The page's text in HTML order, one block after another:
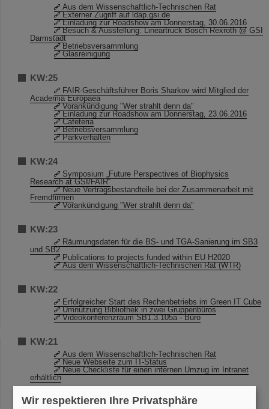
Aus dem Wissenschaftlich-Technischen Rat
Externer Zugriff auf ldap.gsi.de
Einladung zur Roadshow am Donnerstag, 30.06.2016
Besuch & Ausstellung: Lineartruck Bosch Rexroth @ GSI
Darmstadt
Betriebsversammlung
Glasreinigung
KW:25
FAIR-Geschäftsführer Boris Sharkov wird Mitglied der
Academia Europaea
Vorankündigung "Wer strahlt denn da"
Einladung zur Roadshow am Donnerstag, 23.06.2016
Cafeteria
Betriebsversammlung
Parkverhalten
KW:24
Symposium „Future Perspectives of Biophysics
Research at GSI/FAIR“
Neue Vertragsbestandteile bei der Zusammenarbeit mit
Fremdfirmen
Vorankündigung "Wer strahlt denn da"
KW:23
Räumungsdaten für die BS- und TGA-Sanierung im SB3
und SB2
Publications to projects funded within EU H2020
Aus dem Wissenschaftlich-Technischen Rat (WTR)
KW:22
Erfolgreicher Start des Rechenbetriebs im Green IT Cube
Umnutzung Bibliothek in zwei Gruppenbüros
Videokonferenzraum SB1.3.105a - Büro
KW:21
Aus dem Wissenschaftlich-Technischen Rat
Neue Webseite zum IT-Status
Neue Checkliste für einen internen Umzug im Intranet
erhältlich
KW:20
Wir respektieren Ihre Privatsphäre